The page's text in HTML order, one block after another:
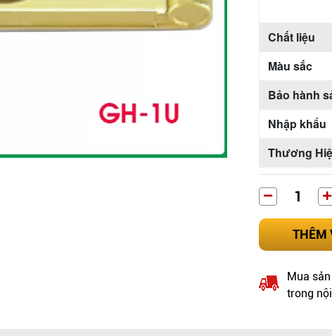
Chất liệu
Màu sắc
Bảo hành
Nhập khẩu
Thương
THÊM
Mua
trong